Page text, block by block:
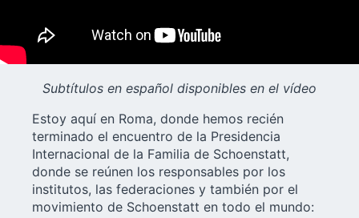
Subtítulos en español disponibles en el vídeo
Estoy aquí en Roma, donde hemos recién
terminado el encuentro de la Presidencia
Internacional de la Familia de Schoenstatt,
donde se reúnen los responsables por los
institutos, las federaciones y también por el
movimiento de Schoenstatt en todo el mundo: